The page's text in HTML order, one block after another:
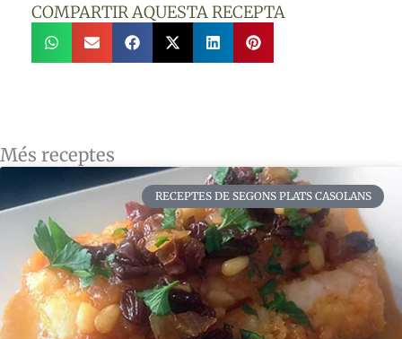
COMPARTIR AQUESTA RECEPTA
Més receptes
RECEPTES DE SEGONS PLATS CASOLANS